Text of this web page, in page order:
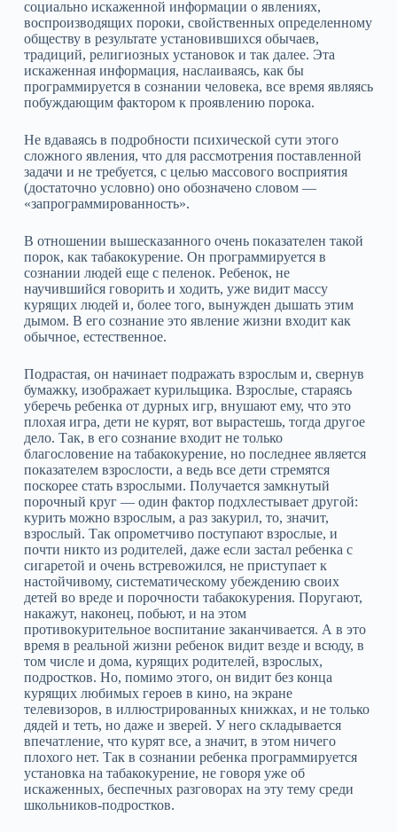
социально искаженной информации о явлениях,
воспроизводящих пороки, свойственных определенному
обществу в результате установившихся обычаев,
традиций, религиозных установок и так далее. Эта
искаженная информация, наслаиваясь, как бы
программируется в сознании человека, все время являясь
побуждающим фактором к проявлению порока.
Не вдаваясь в подробности психической сути этого
сложного явления, что для рассмотрения поставленной
задачи и не требуется, с целью массового восприятия
(достаточно условно) оно обозначено словом —
«запрограммированность».
В отношении вышесказанного очень показателен такой
порок, как табакокурение. Он программируется в
сознании людей еще с пеленок. Ребенок, не
научившийся говорить и ходить, уже видит массу
курящих людей и, более того, вынужден дышать этим
дымом. В его сознание это явление жизни входит как
обычное, естественное.
Подрастая, он начинает подражать взрослым и, свернув
бумажку, изображает курильщика. Взрослые, стараясь
уберечь ребенка от дурных игр, внушают ему, что это
плохая игра, дети не курят, вот вырастешь, тогда другое
дело. Так, в его сознание входит не только
благословение на табакокурение, но последнее является
показателем взрослости, а ведь все дети стремятся
поскорее стать взрослыми. Получается замкнутый
порочный круг — один фактор подхлестывает другой:
курить можно взрослым, а раз закурил, то, значит,
взрослый. Так опрометчиво поступают взрослые, и
почти никто из родителей, даже если застал ребенка с
сигаретой и очень встревожился, не приступает к
настойчивому, систематическому убеждению своих
детей во вреде и порочности табакокурения. Поругают,
накажут, наконец, побьют, и на этом
противокурительное воспитание заканчивается. А в это
время в реальной жизни ребенок видит везде и всюду, в
том числе и дома, курящих родителей, взрослых,
подростков. Но, помимо этого, он видит без конца
курящих любимых героев в кино, на экране
телевизоров, в иллюстрированных книжках, и не только
дядей и теть, но даже и зверей. У него складывается
впечатление, что курят все, а значит, в этом ничего
плохого нет. Так в сознании ребенка программируется
установка на табакокурение, не говоря уже об
искаженных, беспечных разговорах на эту тему среди
школьников‑подростков.